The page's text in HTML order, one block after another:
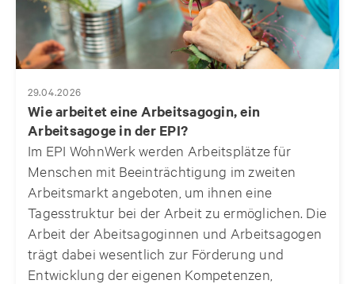
29.04.2026
Wie arbeitet eine Arbeitsagogin, ein
Arbeitsagoge in der EPI?
Im EPI WohnWerk werden Arbeitsplätze für
Menschen mit Beeinträchtigung im zweiten
Arbeitsmarkt angeboten, um ihnen eine
Tagesstruktur bei der Arbeit zu ermöglichen. Die
Arbeit der Abeitsagoginnen und Arbeitsagogen
trägt dabei wesentlich zur Förderung und
Entwicklung der eigenen Kompetenzen,